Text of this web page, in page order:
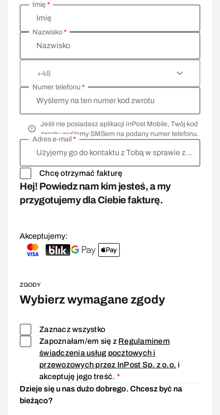
Wprowadź swoje dane osobowe
Imię
Imię*
Nazwisko
Nazwisko*
+48
Wyślemy na ten numer kod zwrotu
Numer telefonu *
Jeśli nie posiadasz aplikacji InPost Mobile, Twój kod
zwrotu wyślemy SMSem na podany numer telefonu.
Użyjemy go do kontaktu z Tobą w sprawie zwrotu
Adres e-mail *
Chcę otrzymać fakturę
Hej! Powiedz nam kim jesteś, a my
przygotujemy dla Ciebie fakturę.
Akceptujemy:
ZGODY
Wybierz wymagane zgody
Zaznacz wszystko
Zapoznałam/em się z Regulaminem
świadczenia usług pocztowych i
przewozowych przez InPost Sp. z o.o. i
akceptuję jego treść. *Zgoda wymagana
Dzieje się u nas dużo dobrego. Chcesz być na
bieżąco?